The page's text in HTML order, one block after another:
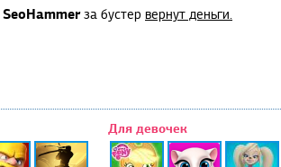
SeoHammerза бустер вернут деньги.
Для девочек